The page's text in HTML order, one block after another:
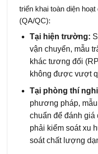
triển khai toàn diện
(QA/QC):
Tại hiện trường:
vận chuyển, mẫu
khác tương đối
không được vượt
Tại phòng thí
phương pháp,
chuẩn để đánh giá
phải kiểm soát xu
soát chất lượng